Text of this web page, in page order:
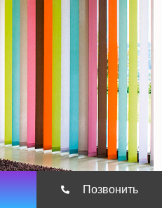
Позвонить